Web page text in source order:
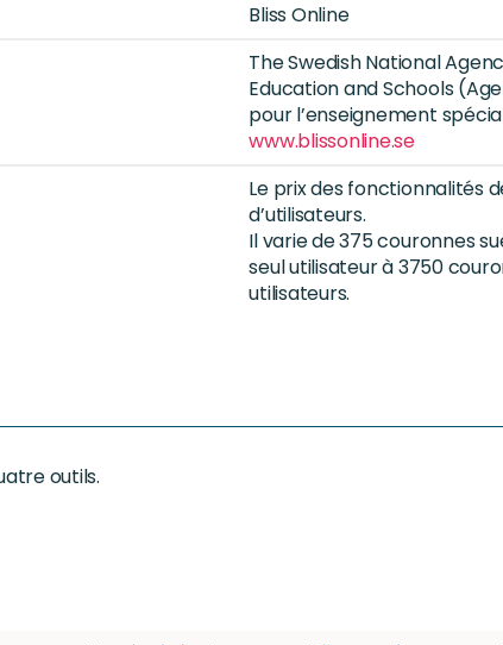
Bliss Online
The Swedish National
Education and Schools
pour l’enseignement
www.blissonline.se
Le prix des fonctionnalités
d’utilisateurs.
Il varie de 375 couronnes
seul utilisateur à 3750
utilisateurs.
outils.